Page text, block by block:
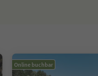
Online buchbar